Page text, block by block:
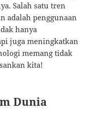
Salah satu tren
adalah penggunaan
hanya
juga meningkatkan
memang tidak
kita!
Dunia